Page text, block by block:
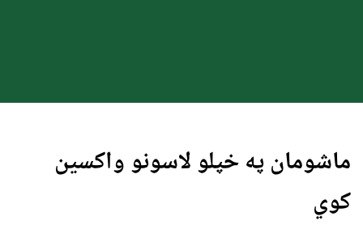
ماشومان په خپلو لاسونو واکسین
کوي